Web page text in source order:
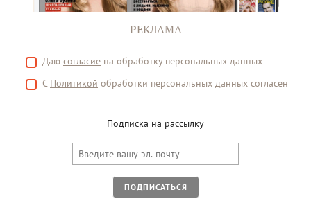
РЕКЛАМА
Даю согласие на обработку персональных данных
С Политикой обработки персональных данных согласен
Подписка на рассылку
ПОДПИСАТЬСЯ